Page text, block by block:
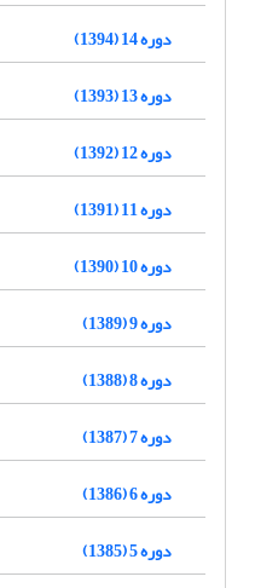
دوره 14 (1394)
دوره 13 (1393)
دوره 12 (1392)
دوره 11 (1391)
دوره 10 (1390)
دوره 9 (1389)
دوره 8 (1388)
دوره 7 (1387)
دوره 6 (1386)
دوره 5 (1385)